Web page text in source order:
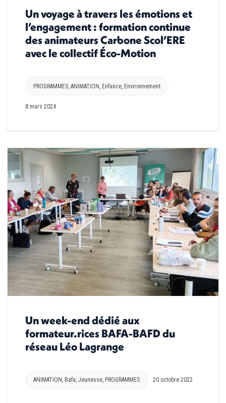
Un voyage à travers les émotions et
l’engagement : formation continue
des animateurs Carbone Scol’ERE
avec le collectif Éco-Motion
PROGRAMMES, ANIMATION , Enfance, Environnement
8 mars 2024
Un week-end dédié aux
formateur.rices BAFA-BAFD du
réseau Léo Lagrange
ANIMATION , Bafa, Jeunesse, PROGRAMMES 20 octobre 2022